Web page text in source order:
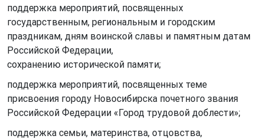
поддержка мероприятий, посвященных
государственным, региональным и городским
праздникам, дням воинской славы и памятным датам
Российской Федерации,
сохранению исторической памяти;
поддержка мероприятий, посвященных теме
присвоения городу Новосибирска почетного звания
Российской Федерации «Город трудовой доблести»;
поддержка семьи, материнства, отцовства,